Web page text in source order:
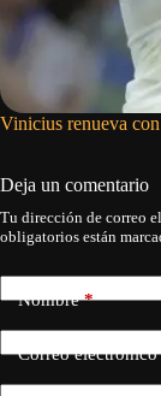
Vinicius renueva
Deja un comentario
Tu dirección de correo
obligatorios están
Nombre*
Correo electrónico